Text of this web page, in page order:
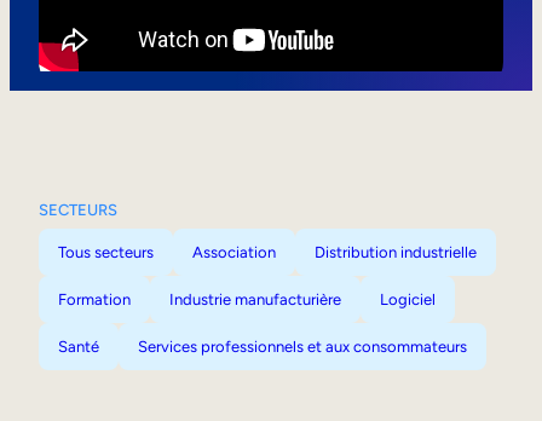
SECTEURS
Tous secteurs Association Distribution industrielle
Formation Industrie manufacturière Logiciel
Santé Services professionnels et aux consommateurs